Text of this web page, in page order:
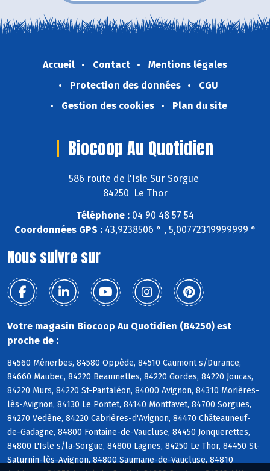
Accueil Contact
Mentions légales
Protection des données
CGU
Gestion des cookies
Plan du site
Biocoop Au Quotidien
586 route de l'Isle Sur Sorgue
84250 Le Thor
Téléphone : 04 90 48 57 54
Coordonnées GPS :43,9238506 ° , 5,00772319999999 °
Nous suivre sur
Votre magasin Biocoop Au Quotidien (84250) est
proche de :
84560 Ménerbes, 84580 Oppède, 84510 Caumont s/Durance,
84660 Maubec, 84220 Beaumettes, 84220 Gordes, 84220 Joucas,
84220 Murs, 84220 St-Pantaléon, 84000 Avignon, 84310 Morières-
lès-Avignon, 84130 Le Pontet, 84140 Montfavet, 84700 Sorgues,
84270 Vedène, 84220 Cabrières-d'Avignon, 84470 Châteauneuf-
de-Gadagne, 84800 Fontaine-de-Vaucluse, 84450 Jonquerettes,
84800 L'Isle s/la-Sorgue, 84800 Lagnes, 84250 Le Thor, 84450 St-
Saturnin-lès-Avignon, 84800 Saumane-de-Vaucluse, 84810